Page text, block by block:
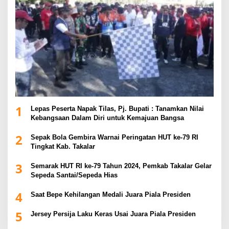
1
Lepas Peserta Napak Tilas, Pj. Bupati : Tanamkan Nilai
Kebangsaan Dalam Diri untuk Kemajuan Bangsa
2
Sepak Bola Gembira Warnai Peringatan HUT ke-79 RI
Tingkat Kab. Takalar
3
Semarak HUT RI ke-79 Tahun 2024, Pemkab Takalar Gelar
Sepeda Santai/Sepeda Hias
4 Saat Bepe Kehilangan Medali Juara Piala Presiden
5 Jersey Persija Laku Keras Usai Juara Piala Presiden